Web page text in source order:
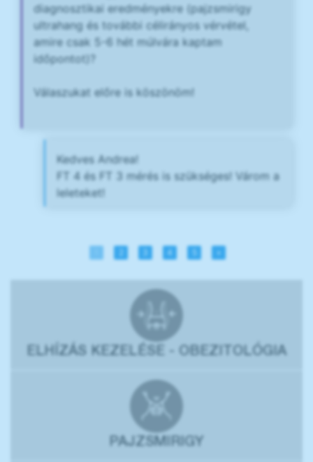
diagnosztikai eredményekre (pajzsmirigy
ultrahang és további célirányos vérvétel,
amire csak 5-6 hét múlvára kaptam
időpontot)?
Válaszukat előre is köszönöm!
Kedves Andrea!
FT 4 és FT 3 mérés is szükséges! Várom a
leleteket!
4 »
ELHÍZÁS KEZELÉSE - OBEZITOLÓGIA
PAJZSMIRIGY